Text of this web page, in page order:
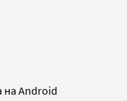
на Android